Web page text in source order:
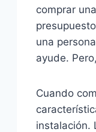
comprar
una
ayude.
Cuando
instalación.